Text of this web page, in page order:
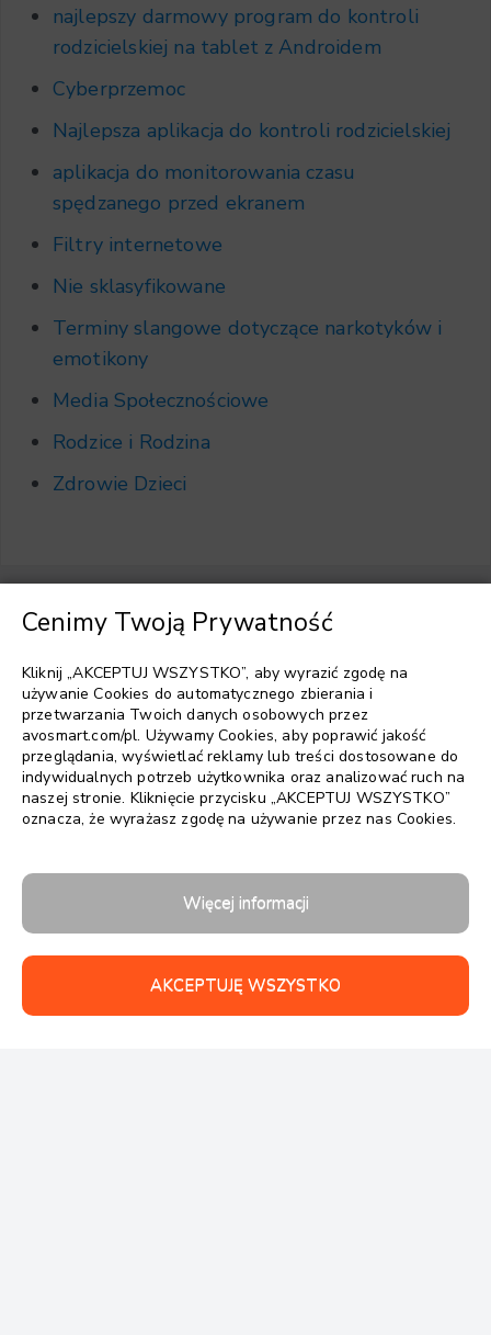
najlepszy darmowy program do kontroli
rodzicielskiej na tablet z Androidem
Cyberprzemoc
Najlepsza aplikacja do kontroli rodzicielskiej
aplikacja do monitorowania czasu
spędzanego przed ekranem
Filtry internetowe
Nie sklasyfikowane
Terminy slangowe dotyczące narkotyków i
emotikony
Media Społecznościowe
Rodzice i Rodzina
Zdrowie Dzieci
Wybierz język
Cenimy Twoją Prywatność
Kliknij „AKCEPTUJ WSZYSTKO”, aby wyrazić zgodę na
używanie Cookies do automatycznego zbierania i
przetwarzania Twoich danych osobowych przez
avosmart.com/pl. Używamy Cookies, aby poprawić jakość
przeglądania, wyświetlać reklamy lub treści dostosowane do
indywidualnych potrzeb użytkownika oraz analizować ruch na
naszej stronie. Kliknięcie przycisku „AKCEPTUJ WSZYSTKO”
oznacza, że wyrażasz zgodę na używanie przez nas Cookies.
Więcej informacji
AKCEPTUJĘ WSZYSTKO